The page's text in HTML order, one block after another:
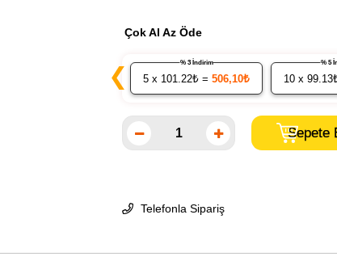
Çok Al Az Öde
❮ 5 x 101.22₺ = 506,10₺
% 3 İndirim
10 x
Telefonla Sipariş